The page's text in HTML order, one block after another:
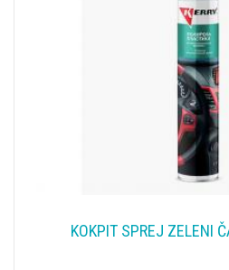
KOKPIT SPREJ ZELENI